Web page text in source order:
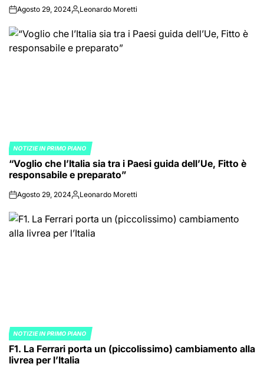
onAgosto 29, 2024Posted
Leonardo Moretti
POSTED
IN
NOTIZIE IN PRIMO PIANO
“Voglio che l’Italia sia tra i Paesi guida dell’Ue, Fitto è
responsabile e preparato”
onAgosto 29, 2024Posted
Leonardo Moretti
POSTED
IN
NOTIZIE IN PRIMO PIANO
F1. La Ferrari porta un (piccolissimo) cambiamento alla
livrea per l’Italia